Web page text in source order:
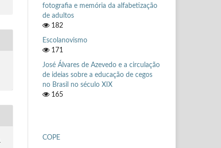
fotografia e memória da alfabetização
de adultos
182
Escolanovismo
171
José Álvares de Azevedo e a circulação
de ideias sobre a educação de cegos
no Brasil no século XIX
165
COPE